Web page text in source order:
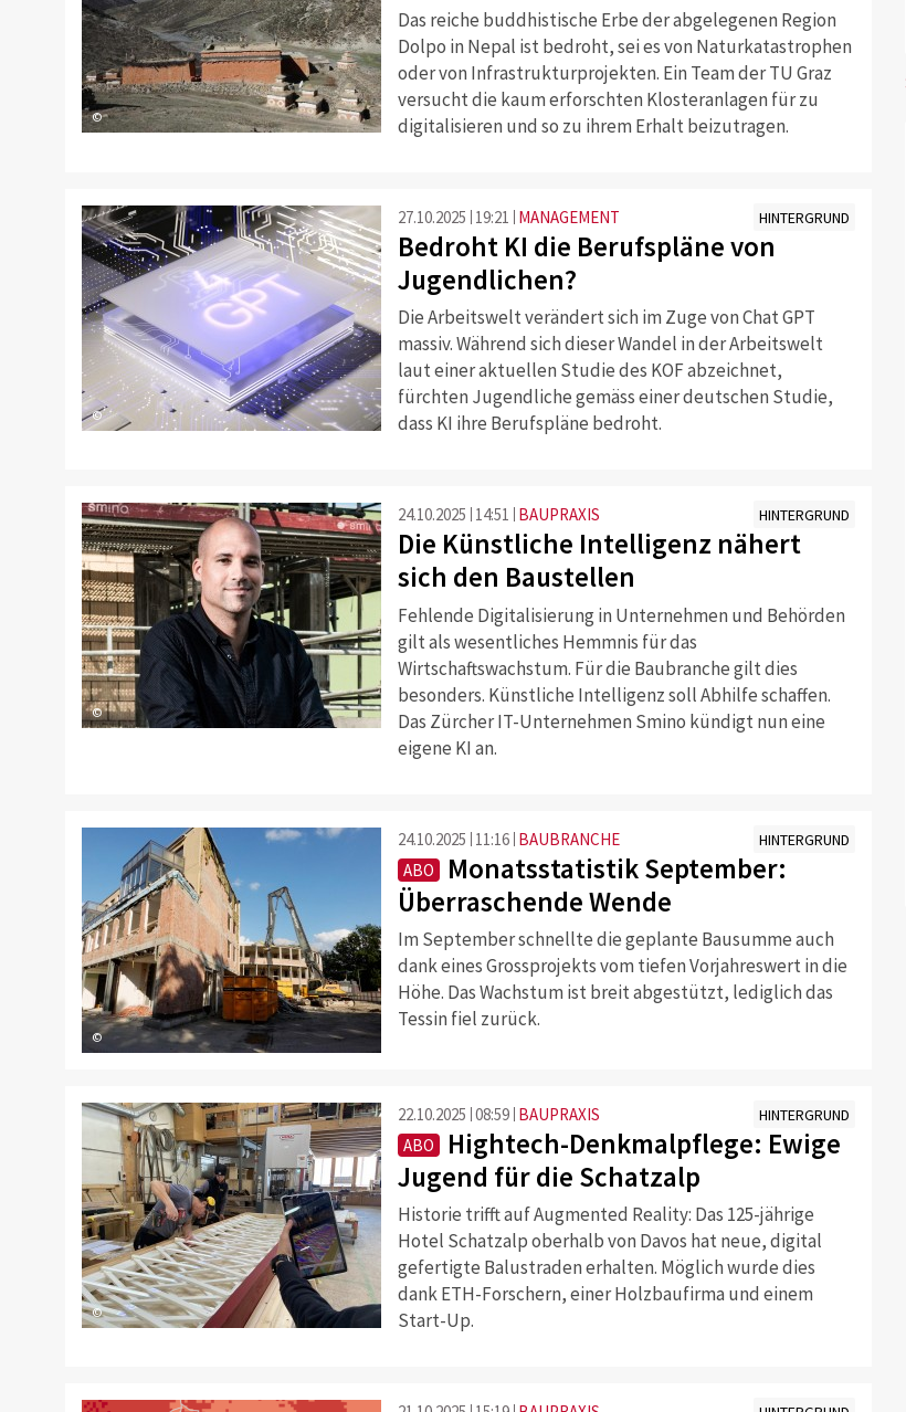
©
Das reiche buddhistische Erbe der abgelegenen Region
Dolpo in Nepal ist bedroht, sei es von Naturkatastrophen
oder von Infrastrukturprojekten. Ein Team der TU Graz
versucht die kaum erforschten Klosteranlagen für zu
digitalisieren und so zu ihrem Erhalt beizutragen.
©
27.10.2025 19:21 MANAGEMENT HINTERGRUND
Bedroht KI die Berufspläne von
Jugendlichen?
Die Arbeitswelt verändert sich im Zuge von Chat GPT
massiv. Während sich dieser Wandel in der Arbeitswelt
laut einer aktuellen Studie des KOF abzeichnet,
fürchten Jugendliche gemäss einer deutschen Studie,
dass KI ihre Berufspläne bedroht.
©
24.10.2025 14:51 BAUPRAXIS HINTERGRUND
Die Künstliche Intelligenz nähert
sich den Baustellen
Fehlende Digitalisierung in Unternehmen und Behörden
gilt als wesentliches Hemmnis für das
Wirtschaftswachstum. Für die Baubranche gilt dies
besonders. Künstliche Intelligenz soll Abhilfe schaffen.
Das Zürcher IT-Unternehmen Smino kündigt nun eine
eigene KI an.
©
24.10.2025 11:16 BAUBRANCHE HINTERGRUND
ABO
Monatsstatistik September:
Überraschende Wende
Im September schnellte die geplante Bausumme auch
dank eines Grossprojekts vom tiefen Vorjahreswert in die
Höhe. Das Wachstum ist breit abgestützt, lediglich das
Tessin fiel zurück.
©
22.10.2025 08:59 BAUPRAXIS HINTERGRUND
ABO
Hightech-Denkmalpflege: Ewige
Jugend für die Schatzalp
Historie trifft auf Augmented Reality: Das 125-jährige
Hotel Schatzalp oberhalb von Davos hat neue, digital
gefertigte Balustraden erhalten. Möglich wurde dies
dank ETH-Forschern, einer Holzbaufirma und einem
Start-Up.